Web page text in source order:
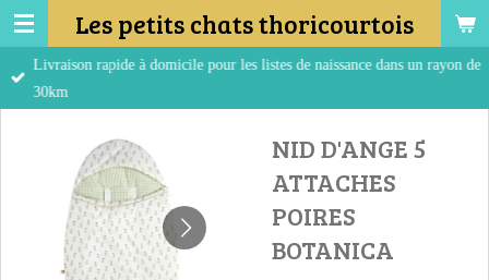
Passer
au
contenu
Les petits chats thoricourtois
Livraison rapide à domicile pour les listes de naissance dans un rayon de
30km
NID D'ANGE 5
ATTACHES
POIRES
BOTANICA